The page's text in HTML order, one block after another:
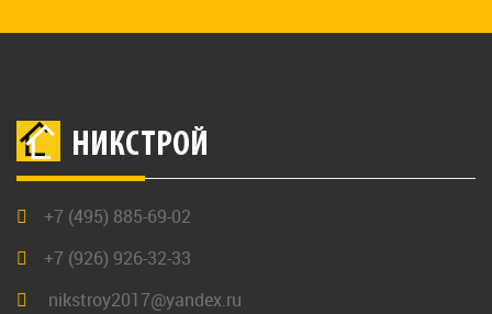
НИКСТРОЙ
+7 (495) 885-69-02
+7 (926) 926-32-33
nikstroy2017@yandex.ru